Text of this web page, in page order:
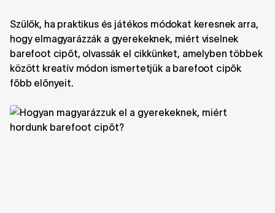
Szülők, ha praktikus és játékos módokat keresnek arra,
hogy elmagyarázzák a gyerekeknek, miért viselnek
barefoot cipőt, olvassák el cikkünket, amelyben többek
között kreatív módon ismertetjük a barefoot cipők
főbb előnyeit.